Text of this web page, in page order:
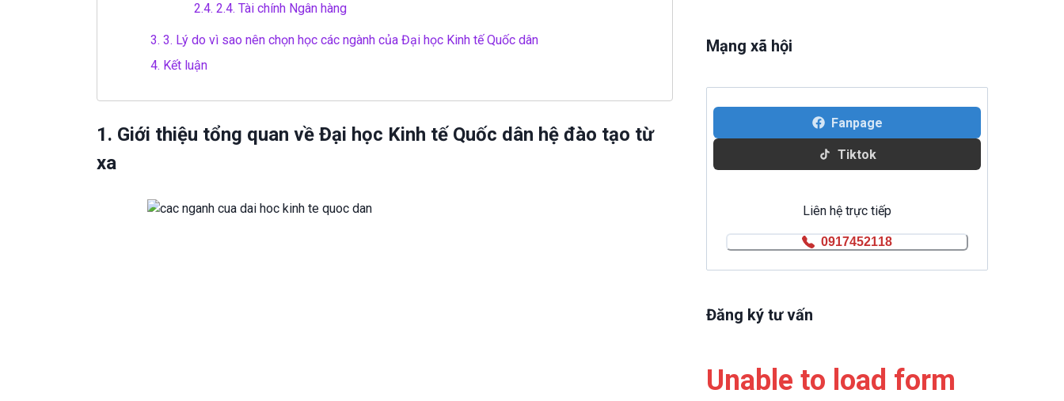
2.4. 2.4. Tài chính Ngân hàng
3. 3. Lý do vì sao nên chọn học các ngành của Đại học Kinh tế Quốc dân
4. Kết luận
1. Giới thiệu tổng quan về Đại học Kinh tế Quốc dân hệ đào tạo từ
xa
Mạng xã hội
Fanpage
Tiktok
Liên hệ trực tiếp
0917452118
Đăng ký tư vấn
Unable to load form